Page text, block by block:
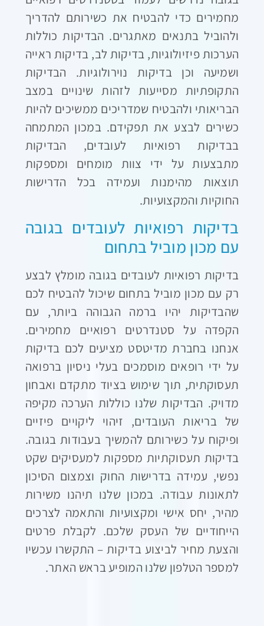
מחמירים כדי להבטיח את כשירותם להדריך
ולהוביל בתנאים מאתגרים. הבדיקות כוללות
הערכות פיזיולוגיות, בדיקות לב, בדיקות ראייה
ושמיעה וכן בדיקות נוירולוגיות. הבדיקות
התקופתיות מסייעות לזהות שינויים במצב
הבריאותי ולהבטיח שמדריכים ממשיכים להיות
כשירים לבצע את תפקידם. במכון המתמחה
בבדיקות רפואיות לעובדים, הבדיקות
מתבצעות על ידי צוות מומחים ומספקות
תוצאות מהימנות ועמידה בכל הדרישות
החוקיות והמקצועיות.
בדיקות רפואיות לעובדים בגובה
עם מכון מוביל בתחום
בדיקות רפואיות לעובדים בגובה מומלץ לבצע
רק עם מכון מוביל בתחום שיכול להבטיח לכם
שהבדיקות יהיו ברמה הגבוהה ביותר, עם
הקפדה על סטנדרטים רפואיים מחמירים.
אנחנו בחברת מדיטסט מציעים לכם בדיקות
על ידי רופאים מוסמכים בעלי ניסיון ברפואה
תעסוקתית, תוך שימוש בציוד מתקדם ואבחון
מדויק. הבדיקות שלנו כוללות הערכה מקיפה
של בריאות העובדים, זיהוי ליקויים פיזיים
ופיקוח על כשירותם להמשיך בעבודות בגובה.
בדיקות תעסוקתיות מספקות למעסיקים שקט
נפשי, עמידה בדרישות החוק וצמצום הסיכון
לתאונות עבודה. במכון שלנו תיהנו משירות
מהיר, יחס אישי ומקצועיות והתאמה לצרכים
הייחודיים של העסק שלכם. לקבלת פרטים
והצעת מחיר לביצוע בדיקות – התקשרו עכשיו
למספר הטלפון שלנו המופיע בראש האתר.